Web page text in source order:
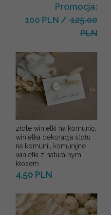
Promocja:
100 PLN /125.00
PLN
złote winietki na komunię,
winietka dekoracja stołu
na komunii, komunijne
winietki z naturalnym
kłosem
4.50 PLN